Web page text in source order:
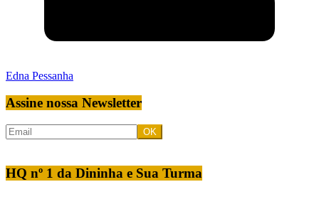
Edna Pessanha
Assine nossa Newsletter
HQ nº 1 da Dininha e Sua Turma